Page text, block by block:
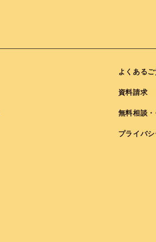
よくあるご
資料請求
無料相談
プライバ